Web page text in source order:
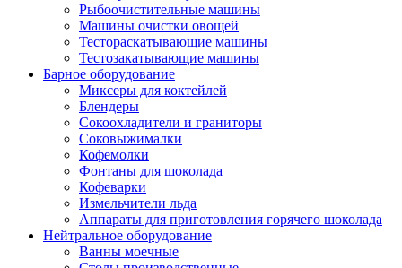
Рыбоочистительные машины
Машины очистки овощей
Тестораскатывающие машины
Тестозакатывающие машины
Барное оборудование
Миксеры для коктейлей
Блендеры
Сокоохладители и граниторы
Соковыжималки
Кофемолки
Фонтаны для шоколада
Кофеварки
Измельчители льда
Аппараты для приготовления горячего шоколада
Нейтральное оборудование
Ванны моечные